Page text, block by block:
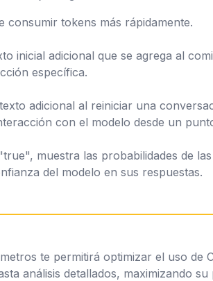
consumir tokens más rápidamente.
inicial adicional que se agrega al
específica.
adicional al reiniciar una
con el modelo desde un
muestra las probabilidades de
del modelo en sus respuestas.
te permitirá optimizar el uso de
análisis detallados, maximizando